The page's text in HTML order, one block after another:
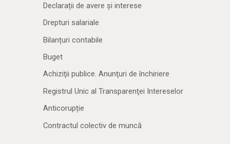
Declarații de avere și interese
Drepturi salariale
Bilanțuri contabile
Buget
Achiziţii publice. Anunţuri de închiriere
Registrul Unic al Transparenţei Intereselor
Anticorupție
Contractul colectiv de muncă